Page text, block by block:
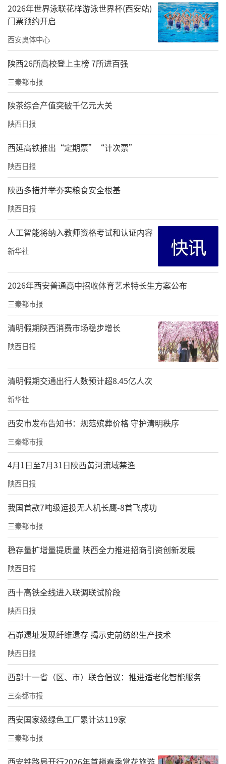
◐泾惠渠首。民国时期，我国著名水利专家李仪祉主持兴建了泾惠
渠，为郑国渠第六代工程，这也是我国第一座运用近代科技兴建的
大型灌溉工程，使引泾灌溉工程和灌溉管理都发生了根本性的变
化，也让郑国渠延续至今。
03游览指南
该遗址开放区以"郑国渠再现——寻迹古渠首"为
主题，通过“再现千年古渠、再现沃野大集、
再现水域花海”三大板块，让游客沉浸式感受
千年渠首文化，观赏花海美景，体验乡间野
趣。
张家山风光秀美、泾河大峡谷雄浑壮阔，这里
是自然与人文碰撞交汇之处，也是各类地质奇
观齐聚的宝藏之所。如今，郑国渠景区分综合
服务区、泾河地质公园区、泾河峡谷观光游览
区、黑沟奇峡区、郑国湖休闲度假区五大游览
区。
为了对郑国渠的科学价值、灌区管理演变、在
水利史上的价值、对后世的影响等方面，进行
更专业地解读与展示，还建成了郑国渠首遗址
博物馆、郑国渠纪念馆。馆内以最直观的方式
勾勒出郑国渠发展演变脉络和各历史时段样
貌，并展现每代工程的历史背景。
五一期间，郑国渠首遗址区将特别策划推出非
遗剪纸走秀、杂技、秦腔展演、乐器独奏等30
余场限定节目，并设置“水利游乐场”“非遗
市集”等80余个特色展位，迎接广大游客的到
来。
2026年世界泳联花样游泳世界杯(西安站)
门票预约开启
西安奥体中心
陕西26所高校登上主榜 7所进百强
三秦都市报
陕茶综合产值突破千亿元大关
陕西日报
西延高铁推出“定期票”“计次票”
陕西日报
陕西多措并举夯实粮食安全根基
陕西日报
人工智能将纳入教师资格考试和认证内容
新华社
2026年西安普通高中招收体育艺术特长生方案公布
三秦都市报
清明假期陕西消费市场稳步增长
陕西日报
清明假期交通出行人数预计超8.45亿人次
新华社
西安市发布告知书：规范殡葬价格 守护清明秩序
三秦都市报
4月1日至7月31日陕西黄河流域禁渔
陕西日报
我国首款7吨级运投无人机长鹰-8首飞成功
三秦都市报
稳存量扩增量提质量 陕西全力推进招商引资创新发展
陕西日报
西十高铁全线进入联调联试阶段
陕西日报
石峁遗址发现纤维遗存 揭示史前纺织生产技术
陕西日报
西部十一省（区、市）联合倡议：推进适老化智能服务
三秦都市报
西安国家级绿色工厂累计达119家
三秦都市报
西安铁路局开行2026年首趟春季赏花旅游